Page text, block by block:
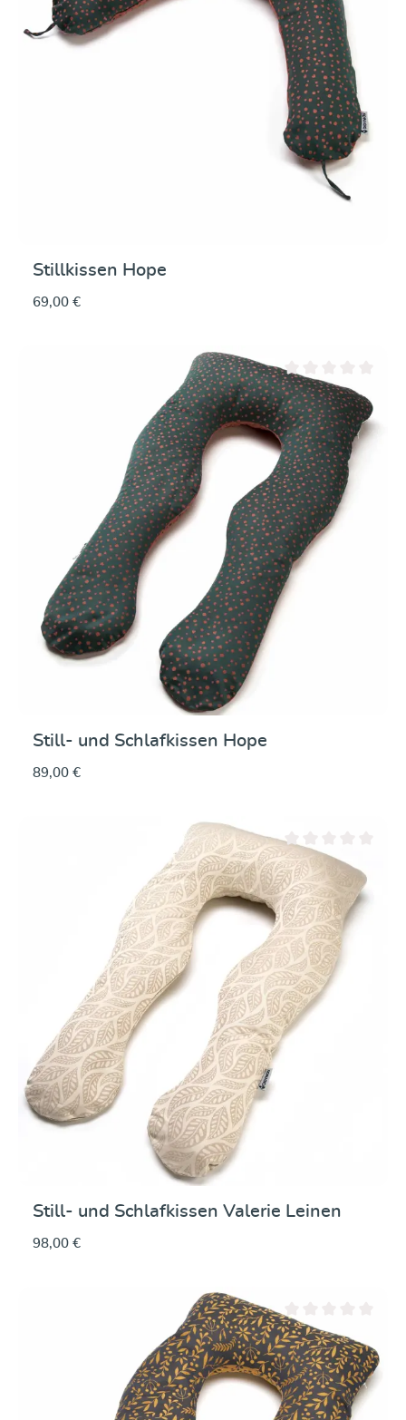
Stillkissen Hope
69,00 €
Durchschnittliche
Still- und Schlafkissen Hope
89,00 €
Durchschnittliche
Still- und Schlafkissen Valerie Leinen
98,00 €
Durchschnittliche